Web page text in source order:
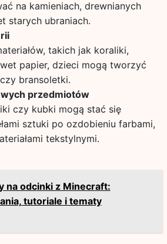
na kamieniach, drewnianych
starych ubraniach.
takich jak koraliki,
papier, dzieci mogą tworzyć
bransoletki.
przedmiotów
czy kubki mogą stać się
sztuki po ozdobieniu farbami,
tekstylnymi.
na odcinki z Minecraft:
tutoriale i tematy